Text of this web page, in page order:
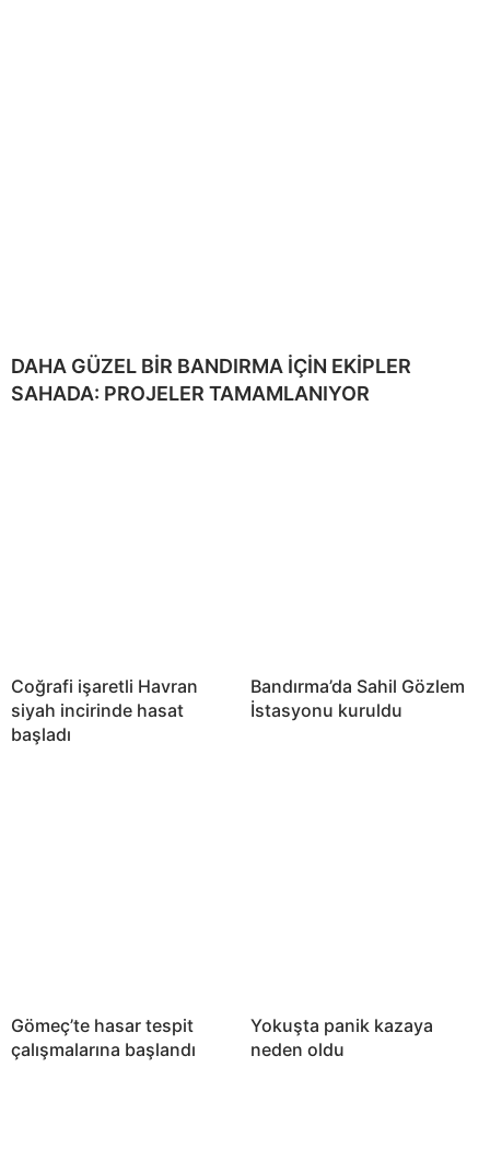
DAHA GÜZEL BİR BANDIRMA İÇİN EKİPLER
SAHADA: PROJELER TAMAMLANIYOR
Coğrafi işaretli Havran
siyah incirinde hasat
başladı
Bandırma’da Sahil Gözlem
İstasyonu kuruldu
Gömeç’te hasar tespit
çalışmalarına başlandı
Yokuşta panik kazaya
neden oldu